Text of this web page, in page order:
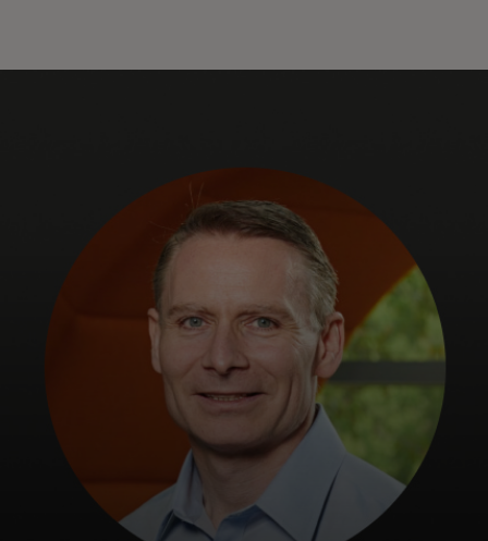
Für die Welt
Für Innovatoren
Neuigkeiten und Trends